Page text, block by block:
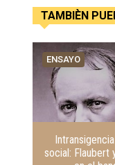
TAMBIÈN
ENSAYO
social: Flaubert